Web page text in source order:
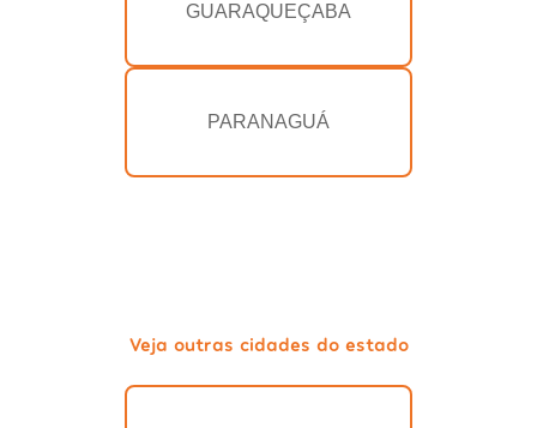
GUARAQUEÇABA
PARANAGUÁ
Veja outras cidades do estado